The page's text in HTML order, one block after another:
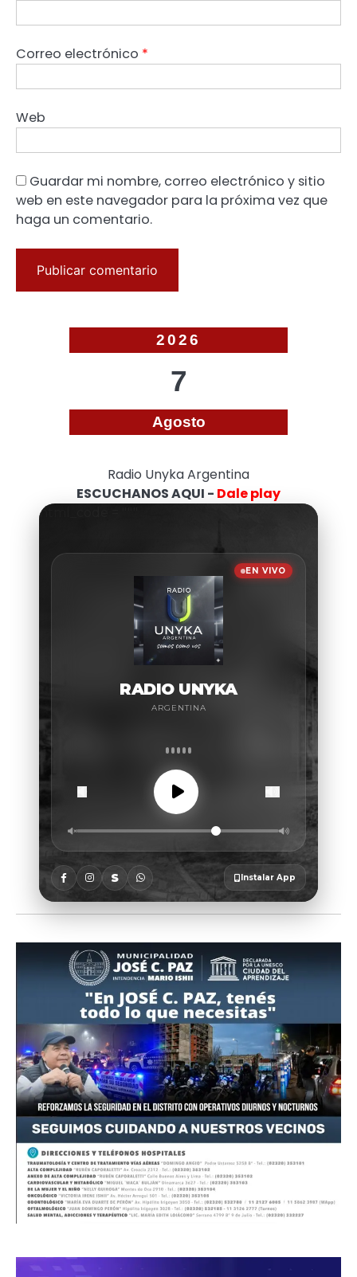
Correo electrónico *
Web
Guardar mi nombre, correo electrónico y sitio
web en este navegador para la próxima vez que
haga un comentario.
2026
7
Agosto
Radio Unyka Argentina
ESCUCHANOS AQUI - Dale play